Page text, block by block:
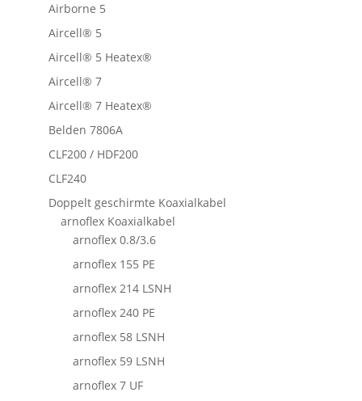
Airborne 5
Aircell® 5
Aircell® 5 Heatex®
Aircell® 7
Aircell® 7 Heatex®
Belden 7806A
CLF200 / HDF200
CLF240
Doppelt geschirmte Koaxialkabel
arnoflex Koaxialkabel
arnoflex 0.8/3.6
arnoflex 155 PE
arnoflex 214 LSNH
arnoflex 240 PE
arnoflex 58 LSNH
arnoflex 59 LSNH
arnoflex 7 UF